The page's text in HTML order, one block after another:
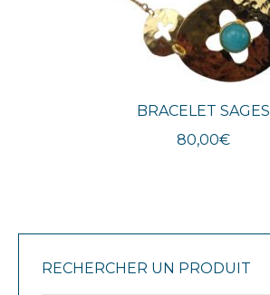
BRACELET SAGES
80,00€
RECHERCHER UN PRODUIT